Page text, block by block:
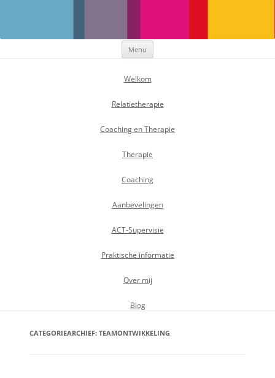
Menu
Welkom
Relatietherapie
Coaching en Therapie
Therapie
Coaching
Aanbevelingen
ACT-Supervisie
Praktische informatie
Over mij
Blog
CATEGORIEARCHIEF: TEAMONTWIKKELING